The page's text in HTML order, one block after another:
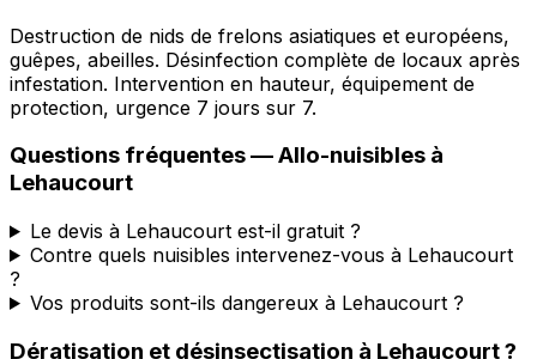
Destruction de nids de frelons asiatiques et européens,
guêpes, abeilles. Désinfection complète de locaux après
infestation. Intervention en hauteur, équipement de
protection, urgence 7 jours sur 7.
Questions fréquentes —Allo-nuisibles à
Lehaucourt
Le devis à Lehaucourt est-il gratuit ?
Contre quels nuisibles intervenez-vous à Lehaucourt
?
Vos produits sont-ils dangereux à Lehaucourt ?
Dératisation et désinsectisation à Lehaucourt?